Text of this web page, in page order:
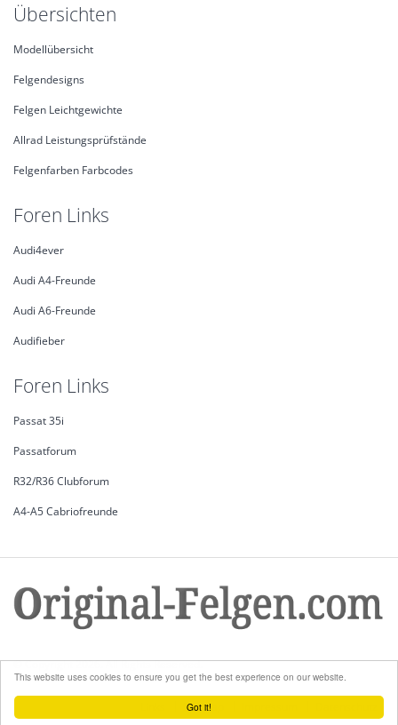
Got it!
This website uses cookies to ensure you get the best experience on our website.
Übersichten
Modellübersicht
Felgendesigns
Felgen Leichtgewichte
Allrad Leistungsprüfstände
Felgenfarben Farbcodes
Foren Links
Audi4ever
Audi A4-Freunde
Audi A6-Freunde
Audifieber
Foren Links
Passat 35i
Passatforum
R32/R36 Clubforum
A4-A5 Cabriofreunde
© Copyright 2026. All Rights Reserved.
Sitemap